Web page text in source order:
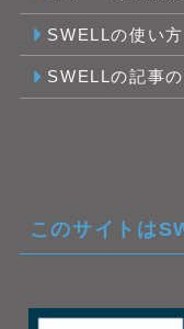
SWELLの使い
SWELLの記事
このサイトは